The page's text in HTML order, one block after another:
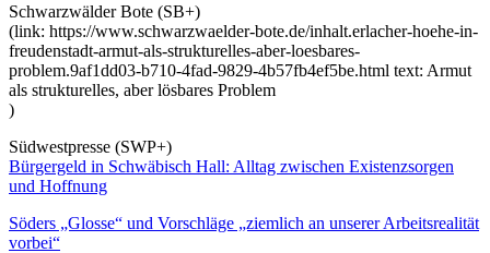
Schwarzwälder Bote (SB+)
(link: https://www.schwarzwaelder-bote.de/inhalt.erlacher-hoehe-in-
freudenstadt-armut-als-strukturelles-aber-loesbares-
problem.9af1dd03-b710-4fad-9829-4b57fb4ef5be.html text: Armut
als strukturelles, aber lösbares Problem
)
Südwestpresse (SWP+)
Bürgergeld in Schwäbisch Hall: Alltag zwischen Existenzsorgen
und Hoffnung
Söders „Glosse“ und Vorschläge „ziemlich an unserer Arbeitsrealität
vorbei“